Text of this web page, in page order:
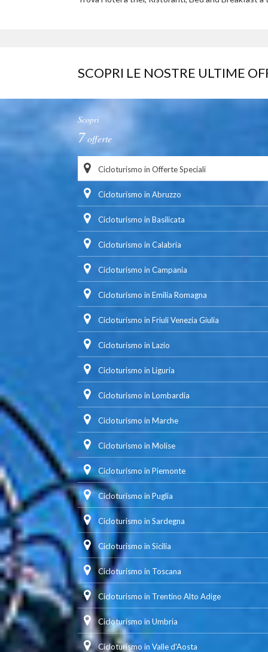
SCOPRI LE NOSTRE ULTIME
Scopri
7offerte
Cicloturismo in Offerte Speciali
Cicloturismo in Abruzzo
Cicloturismo in Basilicata
Cicloturismo in Calabria
Cicloturismo in Campania
Cicloturismo in Emilia Romagna
Cicloturismo in Friuli Venezia Giulia
Cicloturismo in Lazio
Cicloturismo in Liguria
Cicloturismo in Lombardia
Cicloturismo in Marche
Cicloturismo in Molise
Cicloturismo in Piemonte
Cicloturismo in Puglia
Cicloturismo in Sardegna
Cicloturismo in Sicilia
Cicloturismo in Toscana
Cicloturismo in Trentino Alto Adige
Cicloturismo in Umbria
Cicloturismo in Valle d'Aosta